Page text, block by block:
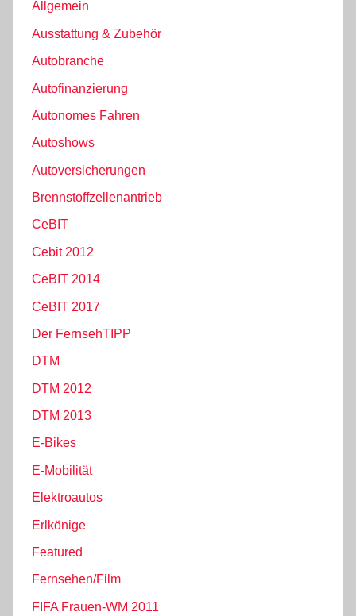
Allgemein
Ausstattung & Zubehör
Autobranche
Autofinanzierung
Autonomes Fahren
Autoshows
Autoversicherungen
Brennstoffzellenantrieb
CeBIT
Cebit 2012
CeBIT 2014
CeBIT 2017
Der FernsehTIPP
DTM
DTM 2012
DTM 2013
E-Bikes
E-Mobilität
Elektroautos
Erlkönige
Featured
Fernsehen/Film
FIFA Frauen-WM 2011